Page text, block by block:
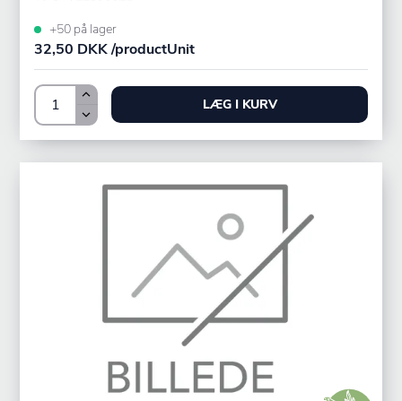
+50 på lager
32,50 DKK /productUnit
LÆG I KURV